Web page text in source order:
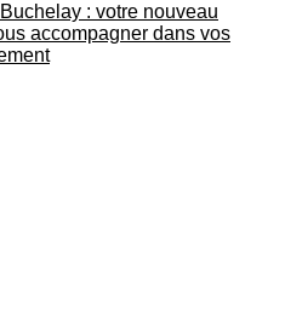
: votre nouveau
accompagner dans vos